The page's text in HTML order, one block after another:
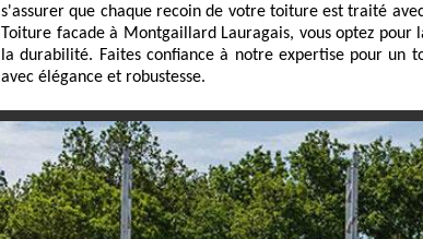
s'assurer que chaque recoin de votre toiture est traité
Toiture facade à Montgaillard Lauragais, vous optez
la durabilité. Faites confiance à notre expertise pour un
avec élégance et robustesse.